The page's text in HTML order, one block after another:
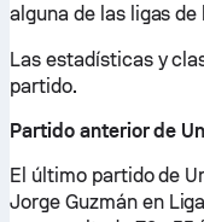
alguna de las ligas
Las estadísticas y
partido.
Partido anterior de
El último partido de
Jorge Guzmán en